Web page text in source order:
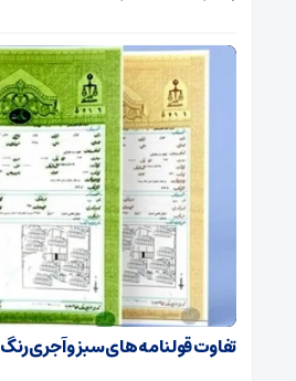
تفاوت قولنامه های سبز و آجری رنگ